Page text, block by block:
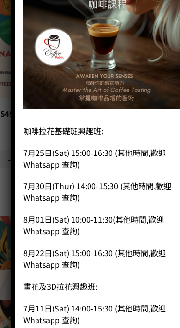
衣索比亞北北卡 藝伎日曬
Price: HK$90.00
- +
BUY NOW
咖啡豆 CP189 肯
-
BUY
已售完
咖啡拉花基礎班興趣班:
7月25日(Sat) 15:00-16:30 (其他時間,歡迎
Whatsapp 查詢)
7月30日(Thur) 14:00-15:30 (其他時間,歡迎
Whatsapp 查詢)
8月01日(Sat) 10:00-11:30(其他時間,歡迎
Whatsapp 查詢)
8月22日(Sat) 15:00-16:30 (其他時間,歡迎
Whatsapp 查詢)
畫花及3D拉花興趣班:
7月11日(Sat) 14:00-15:30 (其他時間,歡迎
Whatsapp 查詢)